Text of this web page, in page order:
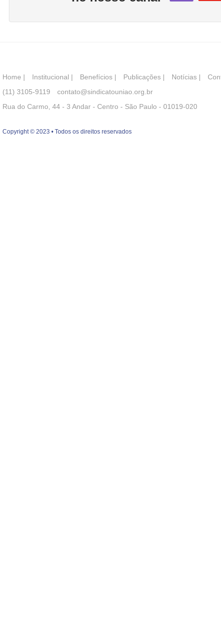
Home | Institucional | Benefícios | Publicações | Notícias |
(11) 3105-9119
contato@sindicatouniao.org.br
Rua do Carmo, 44 - 3 Andar - Centro - São Paulo - 01019-020
Copyright © 2023 • Todos os direitos reservados